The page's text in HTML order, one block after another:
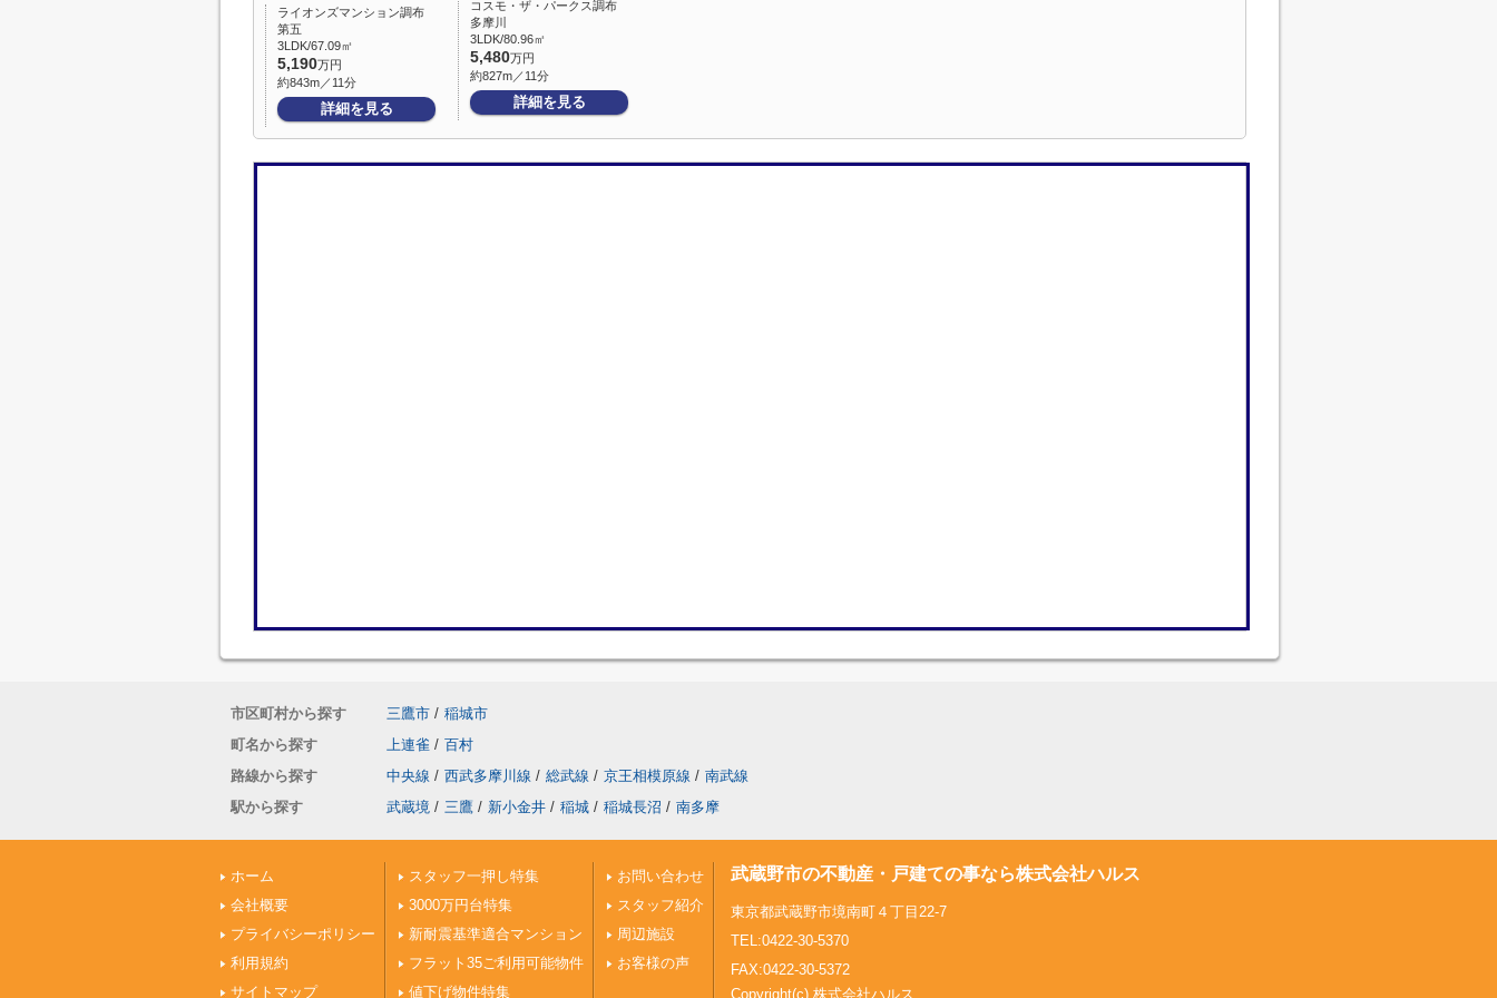
ライオンズマンション調布
第五
3LDK/67.09㎡
5,190万円
約843m／11分
詳細を見る
コスモ・ザ・パークス調布
多摩川
3LDK/80.96㎡
5,480万円
約827m／11分
詳細を見る
市区町村から探す 三鷹市 / 稲城市
町名から探す
上連雀 / 百村
路線から探す
中央線 / 西武多摩川線 / 総武線 / 京王相模原線 / 南武線
駅から探す
武蔵境 / 三鷹 / 新小金井 / 稲城 / 稲城長沼 / 南多摩
ホーム
会社概要
プライバシーポリシー
利用規約
サイトマップ
スタッフ一押し特集
3000万円台特集
新耐震基準適合マンション
フラット35ご利用可能物件
値下げ物件特集
お問い合わせ
スタッフ紹介
周辺施設
お客様の声
武蔵野市の不動産・戸建ての事なら株式会社ハルス
東京都武蔵野市境南町４丁目22-7
TEL:0422-30-5370
FAX:0422-30-5372
Copyright(c) 株式会社ハルス